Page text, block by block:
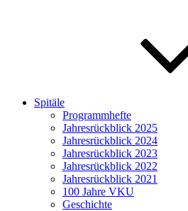
Spitäle
Programmhefte
Jahresrückblick 2025
Jahresrückblick 2024
Jahresrückblick 2023
Jahresrückblick 2022
Jahresrückblick 2021
100 Jahre VKU
Geschichte